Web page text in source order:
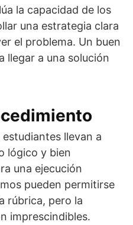
la capacidad de los
una estrategia clara
el problema. Un buen
llegar a una solución
llevan a
lógico y bien
una ejecución
pueden permitirse
rúbrica, pero la
imprescindibles.